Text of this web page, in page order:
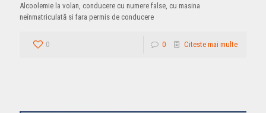
Alcoolemie la volan, conducere cu numere false, cu masina
neînmatriculată si fara permis de conducere
0 0 Citeste mai multe